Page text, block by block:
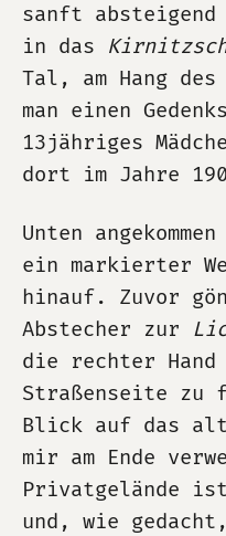
sanft absteigend
in das
Tal, am Hang des
man einen
13jähriges
dort im Jahre
Unten
ein markierter
hinauf. Zuvor
Abstecher zur
die rechter Hand
Straßenseite zu
Blick auf das
mir am Ende
Privatgelände
und, wie